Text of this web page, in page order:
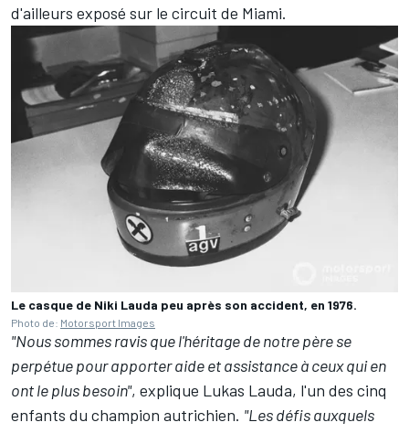
d'ailleurs exposé sur le circuit de Miami.
Le casque de Niki Lauda peu après son accident, en 1976.
Photo de: Motorsport Images
"Nous sommes ravis que l'héritage de notre père se
perpétue pour apporter aide et assistance à ceux qui en
ont le plus besoin", explique Lukas Lauda, l'un des cinq
enfants du champion autrichien. "Les défis auxquels